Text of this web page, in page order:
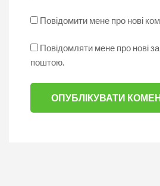
Повідомити мене про нові
Повідомляти мене про нові
поштою.